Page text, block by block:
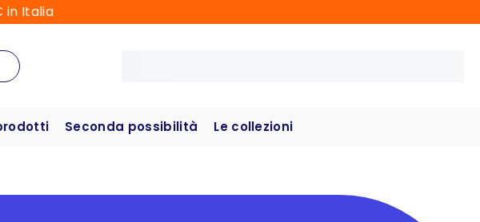
in Italia
Seconda possibilità Le collezioni